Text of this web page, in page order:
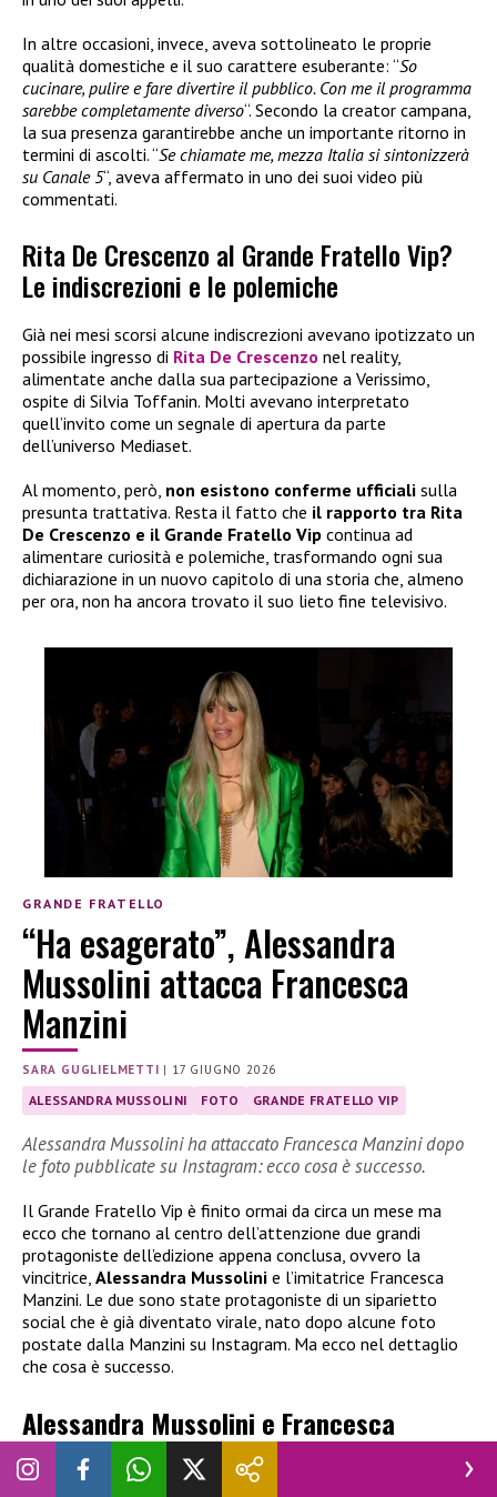
In altre occasioni, invece, aveva sottolineato le proprie
qualità domestiche e il suo carattere esuberante: “So
cucinare, pulire e fare divertire il pubblico. Con me il programma
sarebbe completamente diverso“. Secondo la creator campana,
la sua presenza garantirebbe anche un importante ritorno in
termini di ascolti. “Se chiamate me, mezza Italia si sintonizzerà
su Canale 5“, aveva affermato in uno dei suoi video più
commentati.
Rita De Crescenzo al Grande Fratello Vip?
Le indiscrezioni e le polemiche
Già nei mesi scorsi alcune indiscrezioni avevano ipotizzato un
possibile ingresso di Rita De Crescenzo nel reality,
alimentate anche dalla sua partecipazione a Verissimo,
ospite di Silvia Toffanin. Molti avevano interpretato
quell’invito come un segnale di apertura da parte
dell’universo Mediaset.
Al momento, però, non esistono conferme ufficiali sulla
presunta trattativa. Resta il fatto che il rapporto tra Rita
De Crescenzo e il Grande Fratello Vip continua ad
alimentare curiosità e polemiche, trasformando ogni sua
dichiarazione in un nuovo capitolo di una storia che, almeno
per ora, non ha ancora trovato il suo lieto fine televisivo.
GRANDE FRATELLO
“Ha esagerato”, Alessandra
Mussolini attacca Francesca
Manzini
SARA GUGLIELMETTI | 17 GIUGNO 2026
ALESSANDRA MUSSOLINI FOTO GRANDE FRATELLO VIP
Alessandra Mussolini ha attaccato Francesca Manzini dopo
le foto pubblicate su Instagram: ecco cosa è successo.
Il Grande Fratello Vip è finito ormai da circa un mese ma
ecco che tornano al centro dell’attenzione due grandi
protagoniste dell’edizione appena conclusa, ovvero la
vincitrice, Alessandra Mussolini e l’imitatrice Francesca
Manzini. Le due sono state protagoniste di un siparietto
social che è già diventato virale, nato dopo alcune foto
postate dalla Manzini su Instagram. Ma ecco nel dettaglio
che cosa è successo.
Alessandra Mussolini e Francesca
Manzini: il siparietto social diventa
virale